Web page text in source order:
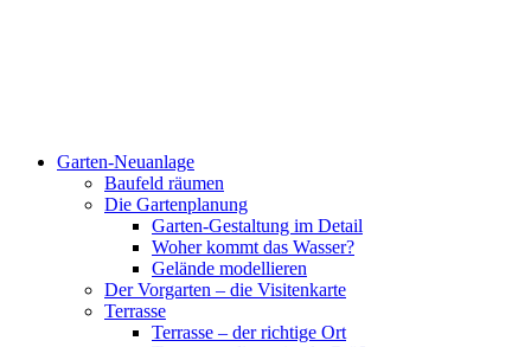
Garten-Neuanlage
Baufeld räumen
Die Gartenplanung
Garten-Gestaltung im Detail
Woher kommt das Wasser?
Gelände modellieren
Der Vorgarten – die Visitenkarte
Terrasse
Terrasse – der richtige Ort